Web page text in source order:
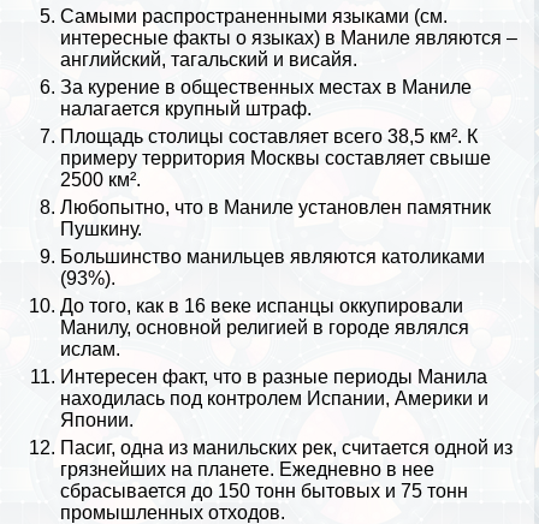
Самыми распространенными языками (см.
интересные факты о языках) в Маниле являются –
английский, тагальский и висайя.
За курение в общественных местах в Маниле
налагается крупный штраф.
Площадь столицы составляет всего 38,5 км². К
примеру территория Москвы составляет свыше
2500 км².
Любопытно, что в Маниле установлен памятник
Пушкину.
Большинство манильцев являются католиками
(93%).
До того, как в 16 веке испанцы оккупировали
Манилу, основной религией в городе являлся
ислам.
Интересен факт, что в разные периоды Манила
находилась под контролем Испании, Америки и
Японии.
Пасиг, одна из манильских рек, считается одной из
грязнейших на планете. Ежедневно в нее
сбрасывается до 150 тонн бытовых и 75 тонн
промышленных отходов.